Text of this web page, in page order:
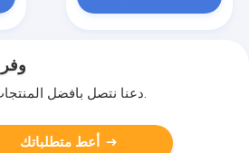
دعنا نتصل بأفضل المنتجات معك.
أعط متطلباتك